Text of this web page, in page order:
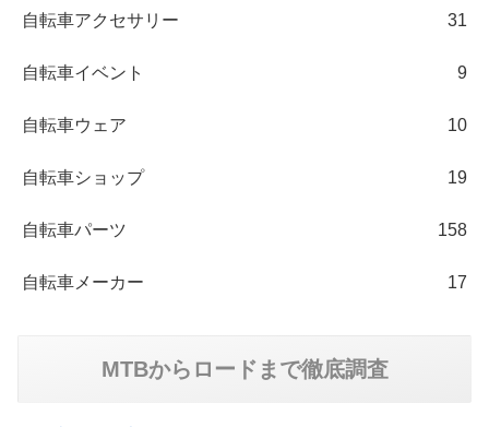
自転車アクセサリー 31
自転車イベント 9
自転車ウェア 10
自転車ショップ 19
自転車パーツ 158
自転車メーカー 17
MTBからロードまで徹底調査